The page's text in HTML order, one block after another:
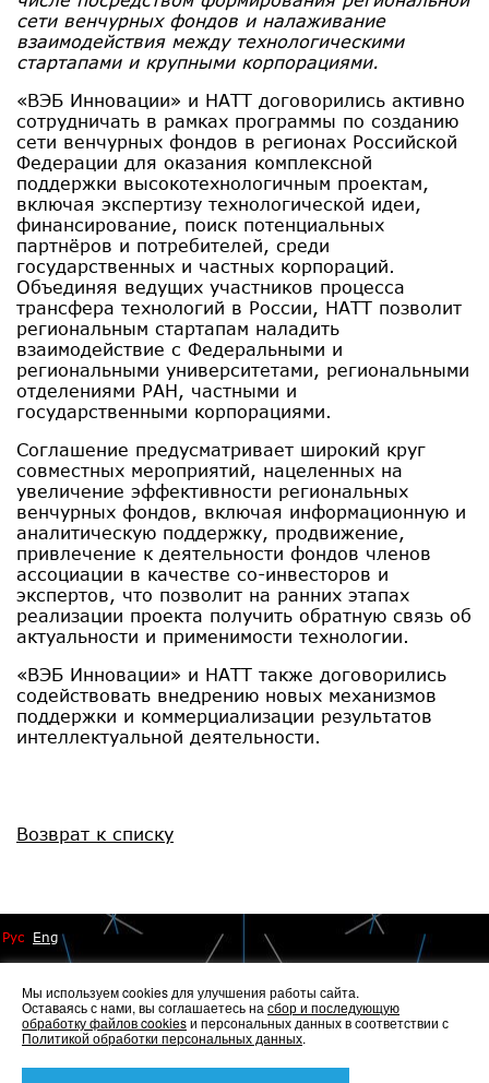
сети венчурных фондов и налаживание
взаимодействия между технологическими
стартапами и крупными корпорациями.
«ВЭБ Инновации» и НАТТ договорились активно
сотрудничать в рамках программы по созданию
сети венчурных фондов в регионах Российской
Федерации для оказания комплексной
поддержки высокотехнологичным проектам,
включая экспертизу технологической идеи,
финансирование, поиск потенциальных
партнёров и потребителей, среди
государственных и частных корпораций.
Объединяя ведущих участников процесса
трансфера технологий в России, НАТТ позволит
региональным стартапам наладить
взаимодействие с Федеральными и
региональными университетами, региональными
отделениями РАН, частными и
государственными корпорациями.
Соглашение предусматривает широкий круг
совместных мероприятий, нацеленных на
увеличение эффективности региональных
венчурных фондов, включая информационную и
аналитическую поддержку, продвижение,
привлечение к деятельности фондов членов
ассоциации в качестве со-инвесторов и
экспертов, что позволит на ранних этапах
реализации проекта получить обратную связь об
актуальности и применимости технологии.
«ВЭБ Инновации» и НАТТ также договорились
содействовать внедрению новых механизмов
поддержки и коммерциализации результатов
интеллектуальной деятельности.
Возврат к списку
Рус Eng
© 2014 - 2026 Иннопрактика
Политика по обработке и защите персональных данных
Мы используем cookies для улучшения работы сайта.
Оставаясь с нами, вы соглашаетесь на сбор и последующую
обработку файлов cookiesи персональных данных в соответствии с
Политикой обработки персональных данных.